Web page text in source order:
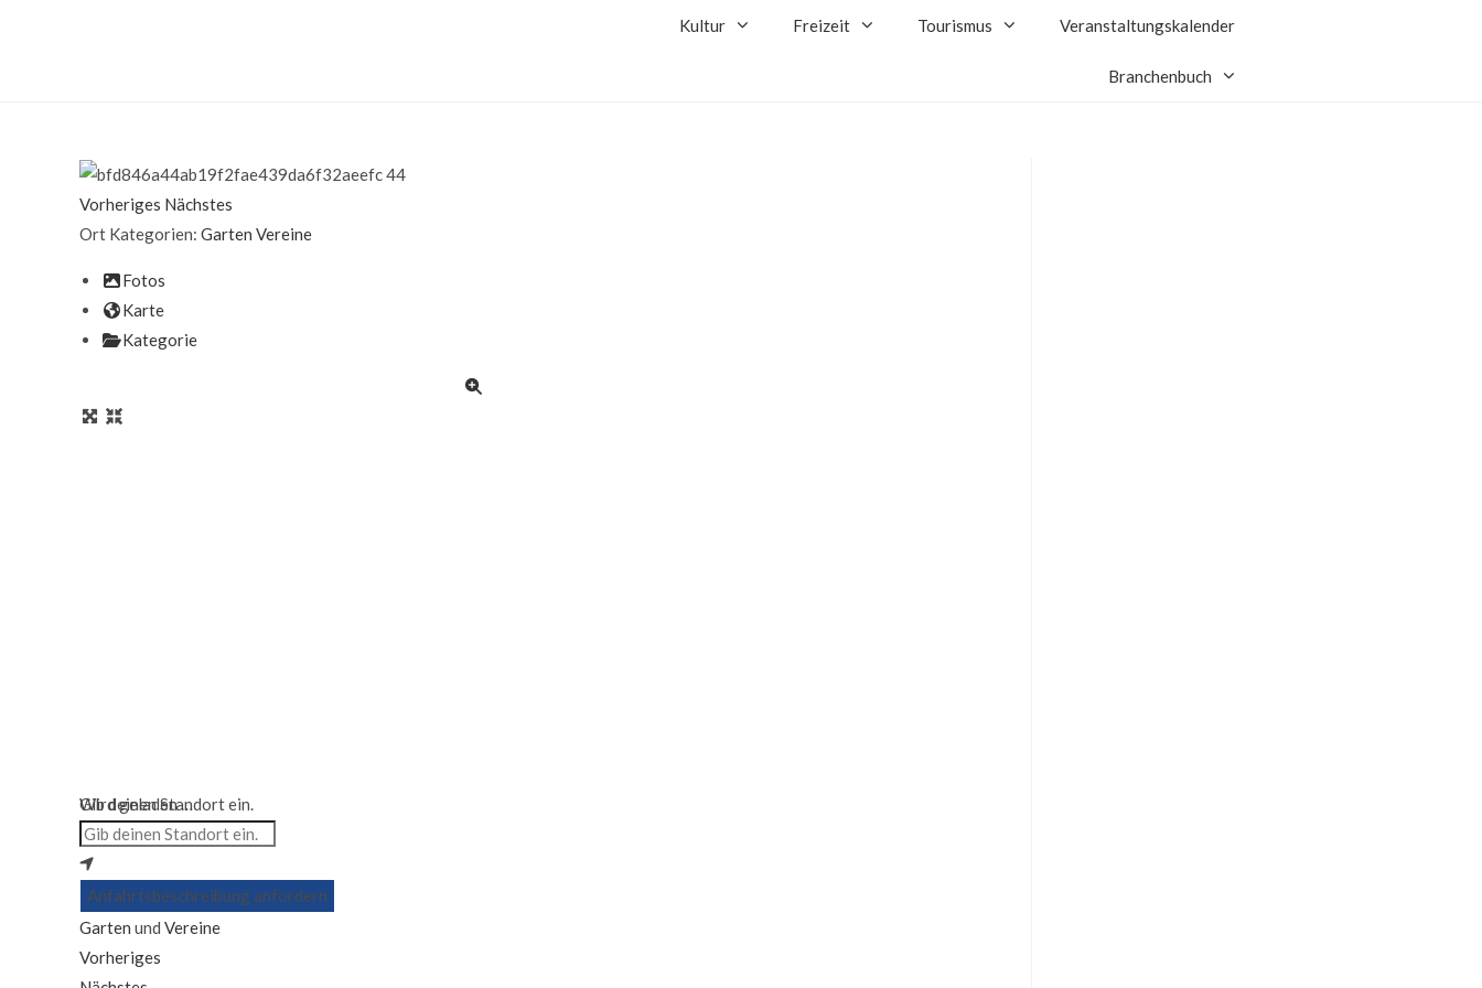
Kultur Freizeit Tourismus Veranstaltungskalender
Branchenbuch
Vorheriges Nächstes
Ort Kategorien: Garten Vereine
Fotos
Karte
Kategorie
Wird geladen …
Gib deinen Standort ein.
Anfahrtsbeschreibung anfordern
Garten und Vereine
Vorheriges